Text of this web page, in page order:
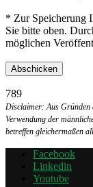
* Zur Speicherung
Sie bitte oben.
möglichen
789
Disclaimer: Aus Gründen
Verwendung der
betreffen gleichermaßen
Facebook
Linkedin
Youtube